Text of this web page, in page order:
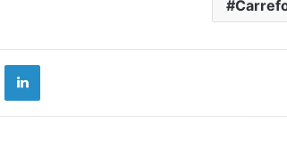
Linkedin